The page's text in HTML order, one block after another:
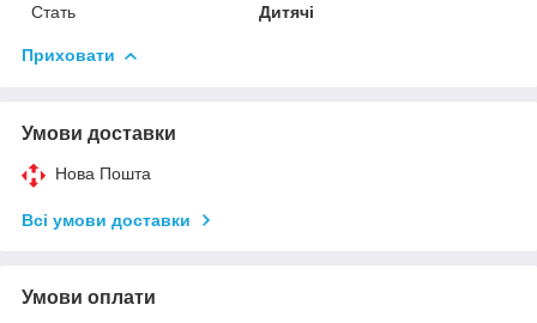
Стать Дитячі
Приховати
Умови доставки
Нова Пошта
Всі умови доставки
Умови оплати